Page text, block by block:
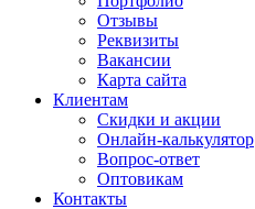
Отзывы
Реквизиты
Вакансии
Карта сайта
Клиентам
Скидки и акции
Онлайн-калькулятор
Вопрос-ответ
Оптовикам
Контакты